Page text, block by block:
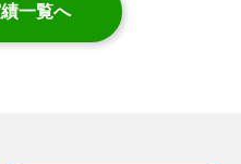
一覧へ